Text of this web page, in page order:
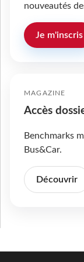
nouveautés
Je m'inscris
MAGAZINE
Accès
Benchmarks
Bus&Car.
Découvrir